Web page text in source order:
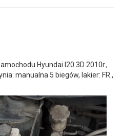
Hyundai I20 3D 2010r.,
manualna 5 biegów, lakier: FR.,